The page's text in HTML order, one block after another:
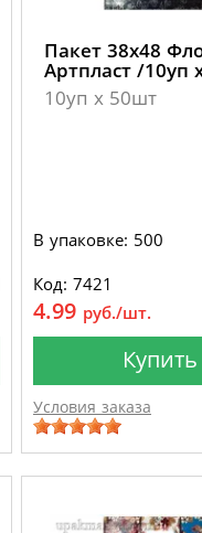
Пакет 38х48
Артпласт /10уп
10уп х 50шт
В упаковке: 500
Код: 7421
4.99 руб./шт.
Купить
Условия заказа